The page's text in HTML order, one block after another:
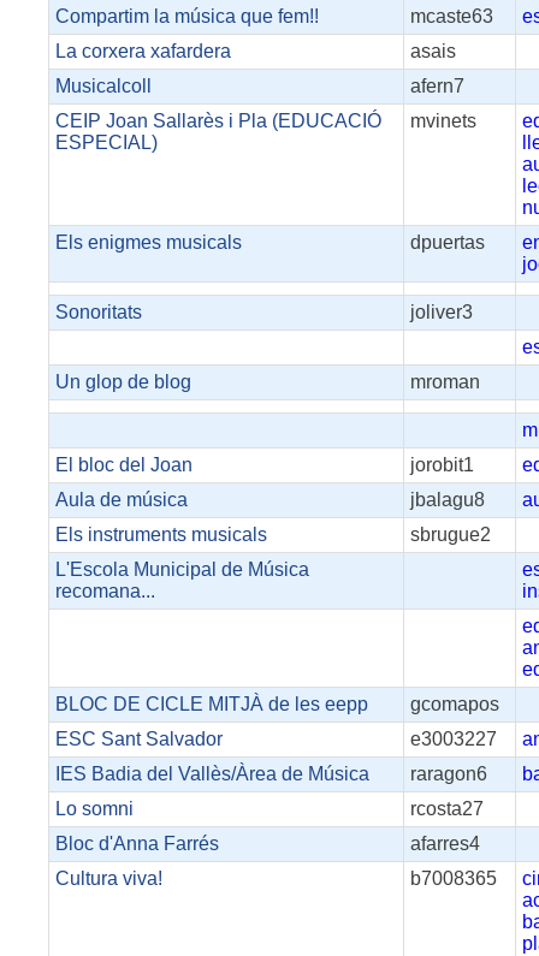
Compartim la música que fem!!
mcaste63
La corxera xafardera
asais
Musicalcoll
afern7
CEIP Joan Sallarès i Pla (EDUCACIÓ
ESPECIAL)
mvinets
Els enigmes musicals
dpuertas
Sonoritats
joliver3
Un glop de blog
mroman
El bloc del Joan
jorobit1
Aula de música
jbalagu8
Els instruments musicals
sbrugue2
L'Escola Municipal de Música
recomana...
BLOC DE CICLE MITJÀ de les eepp
gcomapos
ESC Sant Salvador
e3003227
IES Badia del Vallès/Àrea de Música
raragon6
Lo somni
rcosta27
Bloc d'Anna Farrés
afarres4
Cultura viva!
b7008365